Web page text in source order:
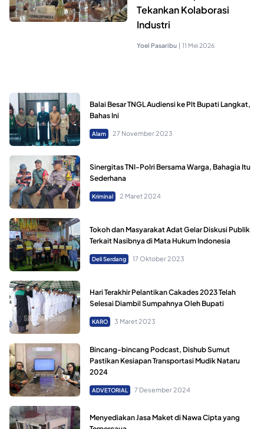
Tekankan Kolaborasi
Industri
Yoel Pasaribu | 11 Mei 2026
Balai Besar TNGL Audiensi ke Plt Bupati Langkat,
Bahas Ini
Alam 27 November 2023
Sinergitas TNI-Polri Bersama Warga, Bahagia Itu
Sederhana
Kriminal 2 Maret 2024
Tokoh dan Masyarakat Adat Gelar Diskusi Publik
Terkait Nasibnya di Mata Hukum Indonesia
Deli Serdang 17 Oktober 2023
Hari Terakhir Pelantikan Cakades 2023 Telah
Selesai Diambil Sumpahnya Oleh Bupati
KARO 3 Maret 2023
Bincang-bincang Podcast, Dishub Sumut
Pastikan Kesiapan Transportasi Mudik Nataru
2024
ADVETORIAL 7 Desember 2024
Menyediakan Jasa Maket di Nawa Cipta yang